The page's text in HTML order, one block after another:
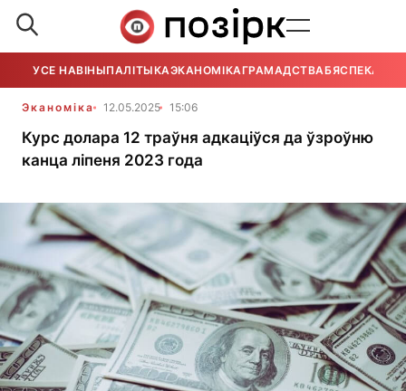
УСЕ НАВІНЫПАЛІТЫКАЭКАНОМІКАГРАМАДСТВАБЯСПЕКА
Эканоміка 12.05.2025 15:06
Курс долара 12 траўня адкаціўся да ўзроўню
канца ліпеня 2023 года